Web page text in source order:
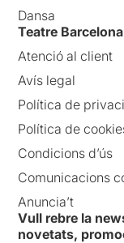
Dansa
Teatre
Atenció al client
Avís legal
Política de
Política de
Condicions d’ús
Comunicacions
Anuncia’t
Vull rebre la
novetats,